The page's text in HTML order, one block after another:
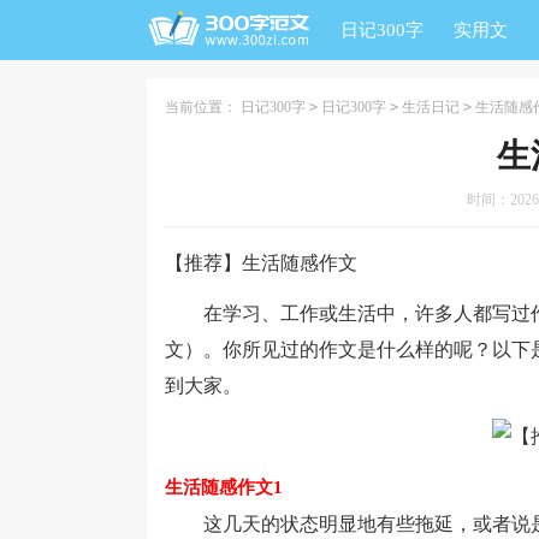
日记300字 实用文
当前位置： 日记300字 > 日记300字 > 生活日记 > 生活随感
生
时间：
【推荐】生活随感作文
在学习、工作或生活中，许多人都写过
文）。你所见过的作文是什么样的呢？以
到大家。
生活随感作文1
这几天的状态明显地有些拖延，或者说